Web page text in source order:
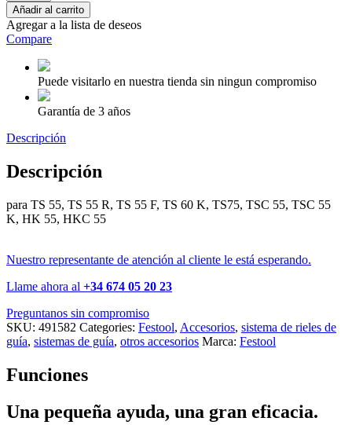
Añadir al carrito
Agregar a la lista de deseos
Compare
Puede visitarlo en nuestra tienda sin ningun compromiso
Garantía de 3 años
Descripción
Descripción
para TS 55, TS 55 R, TS 55 F, TS 60 K, TS75, TSC 55, TSC 55
K, HK 55, HKC 55
Nuestro representante de atención al cliente le está esperando.
Llame ahora al +34 674 05 20 23
Preguntanos sin compromiso
SKU: 491582 Categories: Festool, Accesorios, sistema de rieles de
guía, sistemas de guía, otros accesorios Marca: Festool
Funciones
Una pequeña ayuda, una gran eficacia.